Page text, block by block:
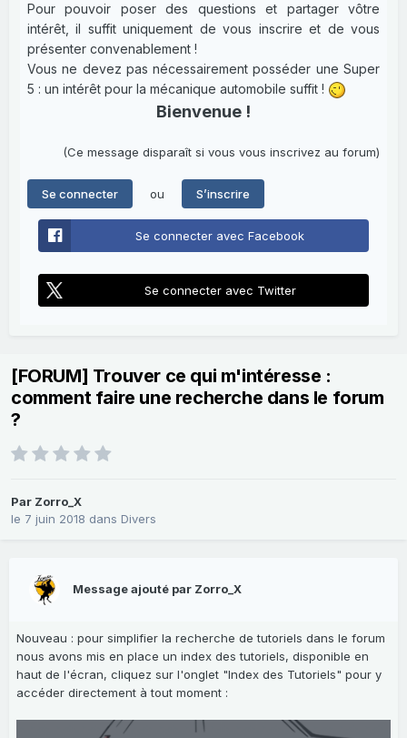
Pour pouvoir poser des questions et partager vôtre
intérêt, il suffit uniquement de vous inscrire et de vous
présenter convenablement !
Vous ne devez pas nécessairement posséder une Super
5 : un intérêt pour la mécanique automobile suffit !
Bienvenue !
(Ce message disparaît si vous vous inscrivez au forum)
Se connecter ou S’inscrire
Se connecter avec Facebook
Se connecter avec Twitter
[FORUM] Trouver ce qui m'intéresse :
comment faire une recherche dans le forum
?
Par Zorro_X
le 7 juin 2018 dans Divers
Message ajouté par Zorro_X
Nouveau : pour simplifier la recherche de tutoriels dans le forum
nous avons mis en place un index des tutoriels, disponible en
haut de l'écran, cliquez sur l'onglet "Index des Tutoriels" pour y
accéder directement à tout moment :